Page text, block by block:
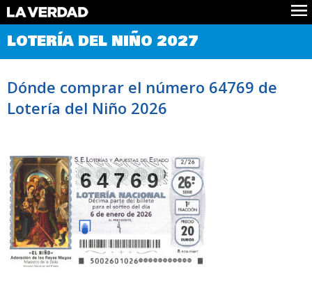
Comprobar Loteria del Niño
Premios
Noticias
Datos
LOTERÍA DEL NIÑO 2027
Dónde comprar el número 64769 de
Lotería del Niño 2026
64769